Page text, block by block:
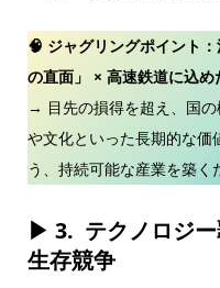
🧠 ジャグリングポイント：
の直面」 × 高速鉄道に込め
→ 目先の損得を超え、国
や文化といった長期的な価
う、持続可能な産業を築く
▶ 3. テクノロジ
生存競争